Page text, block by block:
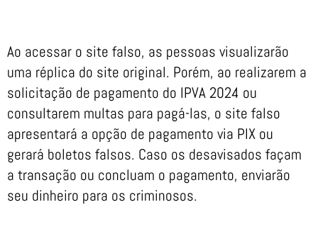
Ao acessar o site falso, as pessoas visualizarão
uma réplica do site original. Porém, ao realizarem a
solicitação de pagamento do IPVA 2024 ou
consultarem multas para pagá-las, o site falso
apresentará a opção de pagamento via PIX ou
gerará boletos falsos. Caso os desavisados façam
a transação ou concluam o pagamento, enviarão
seu dinheiro para os criminosos.